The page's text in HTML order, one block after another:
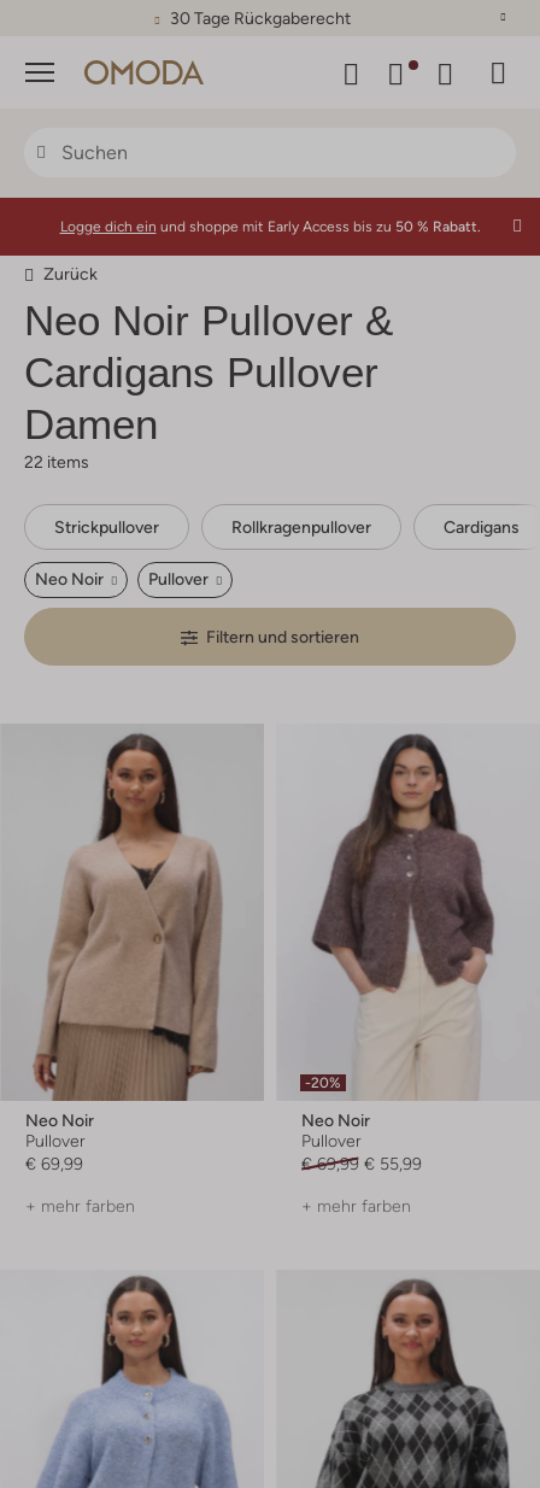
30 Tage Rückgaberecht
Menü
Logge dich ein und shoppe mit Early Access bis zu 50 % Rabatt.
Zurück
Neo Noir Pullover &
Cardigans Pullover
Damen
22 items
Strickpullover Rollkragenpullover Cardigans
Neo Noir Pullover
Filtern und sortieren
Neo Noir
Pullover
€ 69,99
+ mehr farben
-20%
Neo Noir
Pullover
€ 69,99 € 55,99
+ mehr farben